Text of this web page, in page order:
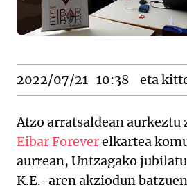
2022/07/21 10:38 eta
Atzo arratsaldean aurkeztu
Eibar Foreverelkartea
aurrean, Untzagako
K.E.-aren akziodun